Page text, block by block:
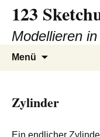
Inhalt
springen
123
Modellieren
Menü
Zylinder
Ein endlicher